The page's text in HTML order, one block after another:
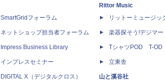
SmartGridフォーラム
ネットショップ担当者フォーラム
Impress Business Library
インプレスセミナー
DIGITAL X（デジタルクロス）
Rittor Music
リットーミュージッ
楽器探そう!デジマー
TシャツPOD T-OD
立東舎
山と溪谷社